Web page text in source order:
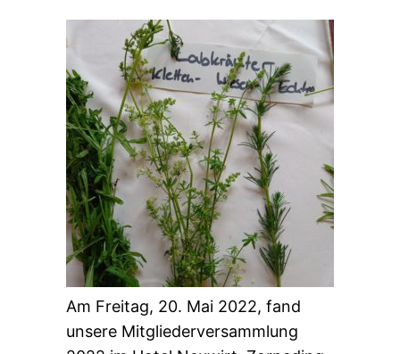
Am Freitag, 20. Mai 2022, fand
unsere Mitgliederversammlung